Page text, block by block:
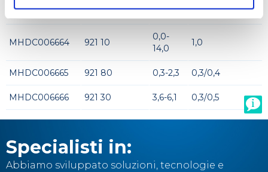
MHDC006662 921 50 6,0-7,7 0,3/0,4
MHDC006664 921 10
0,0-
14,0
1,0
MHDC006665 921 80 0,3-2,3 0,3/0,4
MHDC006666 921 30 3,6-6,1 0,3/0,5
Specialisti in:
Abbiamo sviluppato soluzioni, tecnologie e